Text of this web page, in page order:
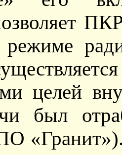
режиме
целей
был